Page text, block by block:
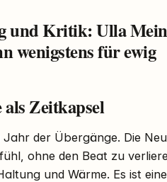
und Kritik: Ulla
wenigstens für ewig
Zeitkapsel
Jahr der Übergänge. Die
ohne den Beat zu
und Wärme. Es ist